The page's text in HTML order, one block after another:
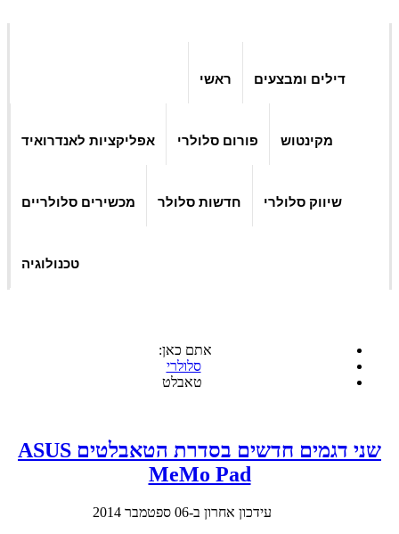
ראשי דילים ומבצעים
אפליקציות לאנדרואיד פורום סלולרי מקינטוש
מכשירים סלולריים חדשות סלולר שיווק סלולרי
טכנולוגיה
אתם כאן:
סלולרי
טאבלט
שני דגמים חדשים בסדרת הטאבלטים ASUS
MeMo Pad
עידכון אחרון ב-06 ספטמבר 2014